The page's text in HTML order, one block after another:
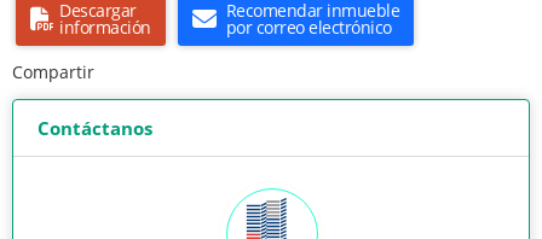
Descargar
información
Recomendar inmueble
por correo electrónico
Compartir
Contáctanos